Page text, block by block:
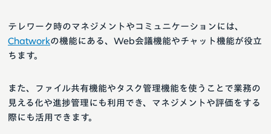
テレワーク時のマネジメントやコミュニケーションには、
Chatworkの機能にある、Web会議機能やチャット機能が役立
ちます。
また、ファイル共有機能やタスク管理機能を使うことで業務の
見える化や進捗管理にも利用でき、マネジメントや評価をする
際にも活用できます。